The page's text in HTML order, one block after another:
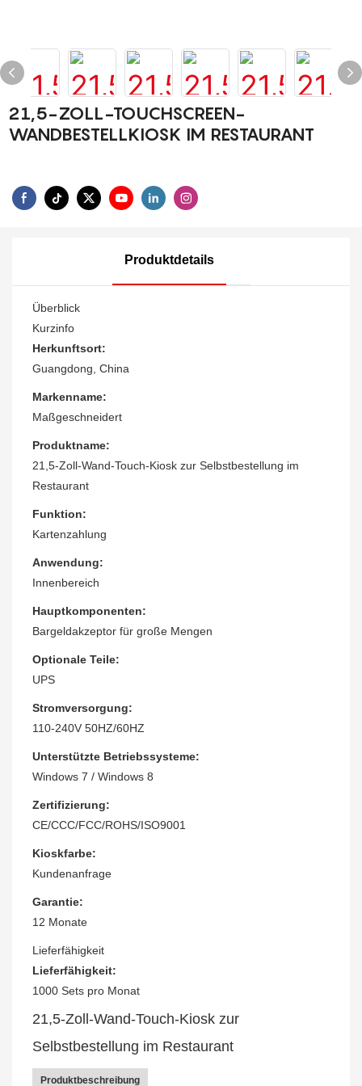
21,5-ZOLL-TOUCHSCREEN-
WANDBESTELLKIOSK IM RESTAURANT
Produktdetails
Überblick
Kurzinfo
Herkunftsort:
Guangdong, China
Markenname:
Maßgeschneidert
Produktname:
21,5-Zoll-Wand-Touch-Kiosk zur Selbstbestellung im
Restaurant
Funktion:
Kartenzahlung
Anwendung:
Innenbereich
Hauptkomponenten:
Bargeldakzeptor für große Mengen
Optionale Teile:
UPS
Stromversorgung:
110-240V 50HZ/60HZ
Unterstützte Betriebssysteme:
Windows 7 / Windows 8
Zertifizierung:
CE/CCC/FCC/ROHS/ISO9001
Kioskfarbe:
Kundenanfrage
Garantie:
12 Monate
Lieferfähigkeit
Lieferfähigkeit:
1000 Sets pro Monat
21,5-Zoll-Wand-Touch-Kiosk zur
Selbstbestellung im Restaurant
Produktbeschreibung